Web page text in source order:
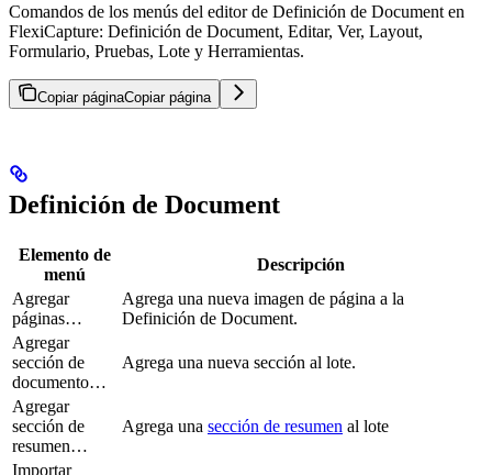
Comandos de los menús del editor de Definición de Document en
FlexiCapture: Definición de Document, Editar, Ver, Layout,
Formulario, Pruebas, Lote y Herramientas.
Copiar páginaCopiar página
Definición de Document
Elemento de
menú
Descripción
Agregar
páginas…
Agrega una nueva imagen de página a la
Definición de Document.
Agregar
sección de
documento…
Agrega una nueva sección al lote.
Agregar
sección de
resumen…
Agrega una sección de resumen al lote
Importar